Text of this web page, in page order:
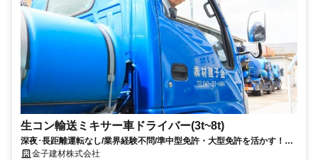
生コン輸送ミキサー車ドライバー(3t~8t)
深夜･長距離運転なし/業界経験不問/準中型免許・大型免許を活かす！有
給休暇も取りやすくメリハリも◎
金子建材株式会社